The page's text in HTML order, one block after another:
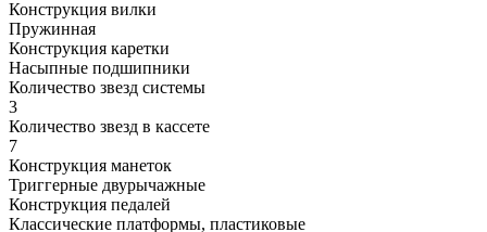
Конструкция вилки
Пружинная
Конструкция каретки
Насыпные подшипники
Количество звезд системы
3
Количество звезд в кассете
7
Конструкция манеток
Триггерные двурычажные
Конструкция педалей
Классические платформы, пластиковые